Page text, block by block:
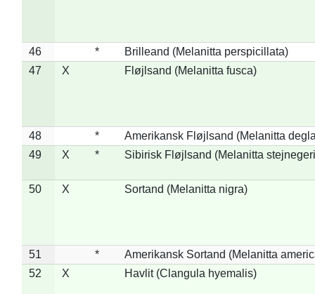
46 *
Brilleand (Melanitta perspicillata)
47
X Fløjlsand (Melanitta fusca)
48 *
Amerikansk Fløjlsand (Melanitta
49
X * Sibirisk Fløjlsand (Melanitta
50 X Sortand (Melanitta nigra)
51 *
Amerikansk Sortand (Melanitta
52
X Havlit (Clangula hyemalis)